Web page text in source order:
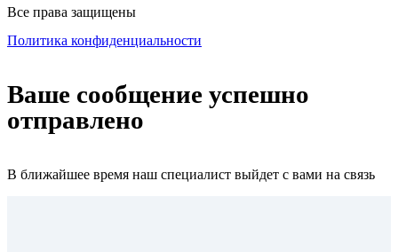
Все права защищены
Политика конфиденциальности
Ваше сообщение успешно
отправлено
В ближайшее время наш специалист выйдет с вами на связь